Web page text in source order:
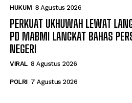
HUKUM 8 Agustus 2026
PERKUAT UKHUWAH LEWAT
PD MABMI LANGKAT BAHAS
NEGERI
VIRAL 8 Agustus 2026
POLRI 7 Agustus 2026